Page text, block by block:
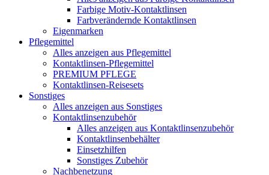
Farbige Motiv-Kontaktlinsen
Farbverändernde Kontaktlinsen
Eigenmarken
Pflegemittel
Alles anzeigen aus Pflegemittel
Kontaktlinsen-Pflegemittel
PREMIUM PFLEGE
Kontaktlinsen-Reisesets
Sonstiges
Alles anzeigen aus Sonstiges
Kontaktlinsenzubehör
Alles anzeigen aus Kontaktlinsenzubehör
Kontaktlinsenbehälter
Einsetzhilfen
Sonstiges Zubehör
Nachbenetzung